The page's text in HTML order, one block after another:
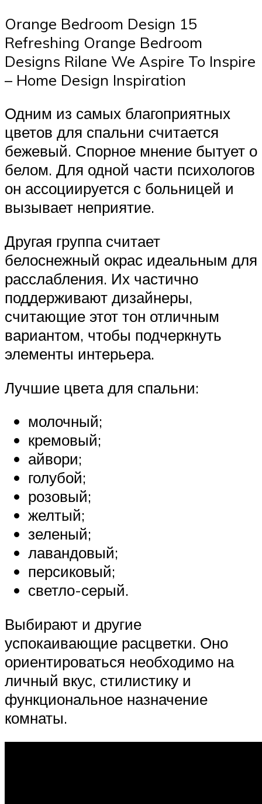
Orange Bedroom Design 15
Refreshing Orange Bedroom
Designs Rilane We Aspire To Inspire
– Home Design Inspiration
Одним из самых благоприятных
цветов для спальни считается
бежевый. Спорное мнение бытует о
белом. Для одной части психологов
он ассоциируется с больницей и
вызывает неприятие.
Другая группа считает
белоснежный окрас идеальным для
расслабления. Их частично
поддерживают дизайнеры,
считающие этот тон отличным
вариантом, чтобы подчеркнуть
элементы интерьера.
Лучшие цвета для спальни:
молочный;
кремовый;
айвори;
голубой;
розовый;
желтый;
зеленый;
лавандовый;
персиковый;
светло-серый.
Выбирают и другие
успокаивающие расцветки. Оно
ориентироваться необходимо на
личный вкус, стилистику и
функциональное назначение
комнаты.